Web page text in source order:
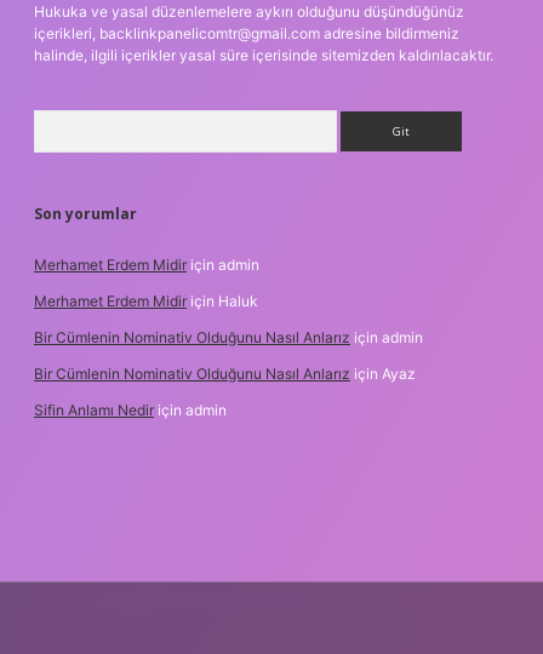
Hukuka ve yasal düzenlemelere aykırı olduğunu düşündüğünüz
içerikleri, backlinkpanelicomtr@gmail.com adresine bildirmeniz
halinde, ilgili içerikler yasal süre içerisinde sitemizden kaldırılacaktır.
Son yorumlar
Merhamet Erdem Midir için admin
Merhamet Erdem Midir için Haluk
Bir Cümlenin Nominativ Olduğunu Nasıl Anlarız için admin
Bir Cümlenin Nominativ Olduğunu Nasıl Anlarız için Ayaz
Sifin Anlamı Nedir için admin